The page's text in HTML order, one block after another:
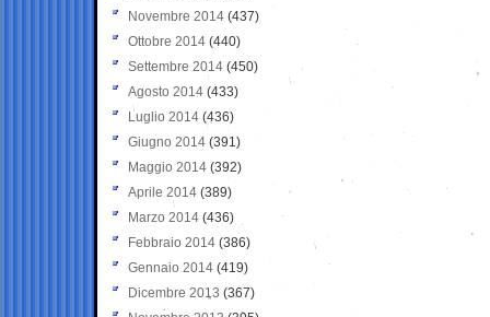
Novembre 2014 (437)
Ottobre 2014 (440)
Settembre 2014 (450)
Agosto 2014 (433)
Luglio 2014 (436)
Giugno 2014 (391)
Maggio 2014 (392)
Aprile 2014 (389)
Marzo 2014 (436)
Febbraio 2014 (386)
Gennaio 2014 (419)
Dicembre 2013 (367)